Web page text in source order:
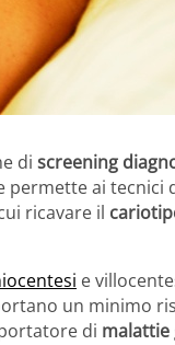
di screening
permette ai tecnici
ricavare il
e
un minimo
di malattie